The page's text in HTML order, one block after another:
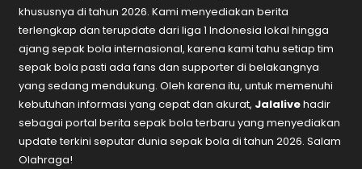
khususnya di tahun 2026. Kami menyediakan berita
terlengkap dan terupdate dari liga 1 Indonesia lokal hingga
ajang sepak bola internasional, karena kami tahu setiap tim
sepak bola pasti ada fans dan supporter di belakangnya
yang sedang mendukung. Oleh karena itu, untuk memenuhi
kebutuhan informasi yang cepat dan akurat, Jalalivehadir
sebagai portal berita sepak bola terbaru yang menyediakan
update terkini seputar dunia sepak bola di tahun 2026. Salam
Olahraga!